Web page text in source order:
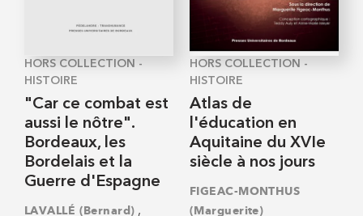
HORS COLLECTION -
HISTOIRE
"Car ce combat est
aussi le nôtre".
Bordeaux, les
Bordelais et la
Guerre d'Espagne
LAVALLÉ (Bernard) ,
HORS COLLECTION -
HISTOIRE
Atlas de
l'éducation en
Aquitaine du XVIe
siècle à nos jours
FIGEAC-MONTHUS
(Marguerite)